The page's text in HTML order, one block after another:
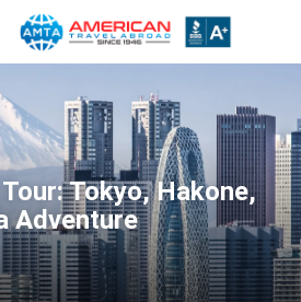
Tokyo, Hakone,
Adventure